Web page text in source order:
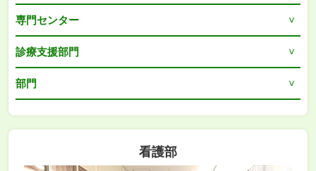
専門センター
診療支援部門
部門
看護部